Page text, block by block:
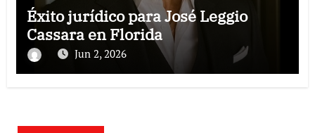
Éxito jurídico para José Leggio
Cassara en Florida
Jun 2, 2026